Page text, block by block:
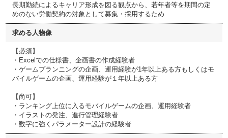
長期勤続によるキャリア形成を図る観点から、若年者等を期間の定
めのない労働契約の対象として募集・採用するため
求める人物像
【必須】
・Excelでの仕様書、企画書の作成経験者
・ゲームプランニングの企画、運用経験が1年以上ある方もしくはモ
バイルゲームの企画、運用経験が１年以上ある方
【尚可】
・ランキング上位に入るモバイルゲームの企画、運用経験者
・イラストの発注、進行管理経験者
・数字に強くパラメーター設計の経験者